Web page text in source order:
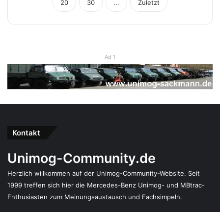
20 30 ... Zuletzt
Ad 1
Kontakt
Unimog-Community.de
Herzlich willkommen auf der Unimog-Community-Website. Seit
1999 treffen sich hier die Mercedes-Benz Unimog- und MBtrac-
Enthusiasten zum Meinungsaustausch und Fachsimpeln.